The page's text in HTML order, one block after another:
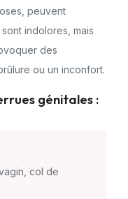
peuvent
indolores, mais
des
ou un inconfort.
génitales :
col de